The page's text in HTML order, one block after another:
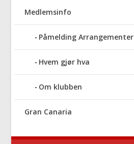
Medlemsinfo
Påmelding Arrangementer
Hvem gjør hva
Om klubben
Gran Canaria